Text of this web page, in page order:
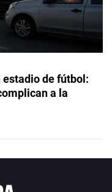
estadio de fútbol:
a la